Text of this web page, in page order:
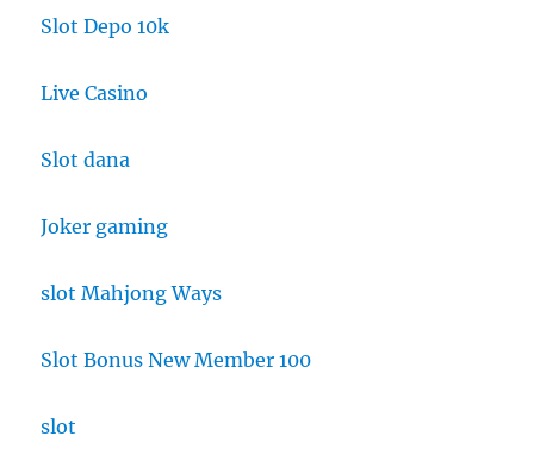
Slot Depo 10k
Live Casino
Slot dana
Joker gaming
slot Mahjong Ways
Slot Bonus New Member 100
slot